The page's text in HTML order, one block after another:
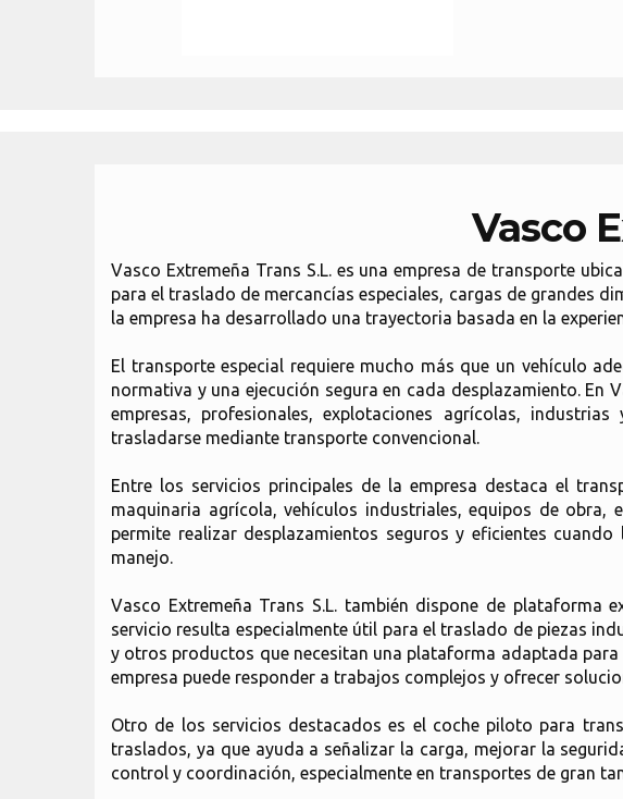
Vasco
Vasco Extremeña Trans S.L. es una empresa de transporte
para el traslado de mercancías especiales, cargas de grandes
la empresa ha desarrollado una trayectoria basada en la
El transporte especial requiere mucho más que un vehículo
normativa y una ejecución segura en cada desplazamiento. En
empresas, profesionales, explotaciones agrícolas,
trasladarse mediante transporte convencional.
Entre los servicios principales de la empresa destaca el
maquinaria agrícola, vehículos industriales, equipos de
permite realizar desplazamientos seguros y eficientes
manejo.
Vasco Extremeña Trans S.L. también dispone de plataforma
servicio resulta especialmente útil para el traslado de piezas
y otros productos que necesitan una plataforma adaptada
empresa puede responder a trabajos complejos y ofrecer
Otro de los servicios destacados es el coche piloto para
traslados, ya que ayuda a señalizar la carga, mejorar la
control y coordinación, especialmente en transportes de gran